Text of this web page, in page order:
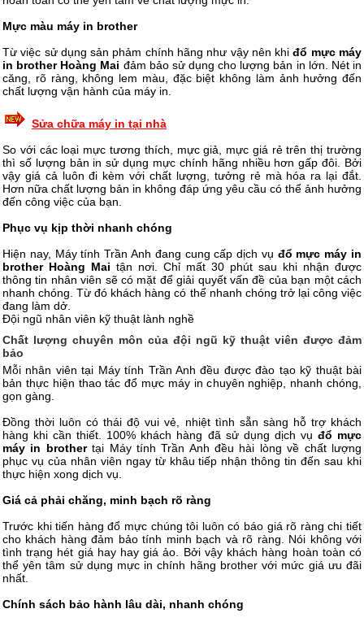
Mực màu máy in brother
Từ việc sử dụng sản phảm chính hãng như vậy nên khiđổ mực máy
in brother Hoàng Mai đảm bảo sử dụng cho lượng bản in lớn. Nét in
căng, rõ ràng, không lem màu, đặc biệt không làm ảnh hưởng đến
chất lượng vận hành của máy in.
Sửa chữa máy in tại nhà
So với các loại mực tương thích, mực giả, mực giá rẻ trên thị trường
thì số lượng bản in sử dụng mực chính hãng nhiều hơn gấp đôi. Bởi
vậy giá cả luôn đi kèm với chất lượng, tưởng rẻ mà hóa ra lại đắt.
Hơn nữa chất lượng bản in không đáp ứng yêu cầu có thể ảnh hưởng
đến công việc của bạn.
Phục vụ kịp thời nhanh chóng
Hiện nay, Máy tính Trần Anh đang cung cấp dịch vụ đổ mực máy in
brother Hoàng Mai tận nơi. Chỉ mất 30 phút sau khi nhận được
thông tin nhân viên sẽ có mặt để giải quyết vấn đề của bạn một cách
nhanh chóng. Từ đó khách hàng có thể nhanh chóng trở lại công việc
đang làm dở.
Đội ngũ nhân viên kỹ thuật lành nghề
Chất lượng chuyên môn của đội ngũ kỹ thuật viên được đảm
bảo
Mỗi nhân viên tại Máy tính Trần Anh đều được đào tạo kỹ thuật bài
bản thực hiện thao tác đổ mực máy in chuyên nghiệp, nhanh chóng,
gọn gàng.
Đồng thời luôn có thái độ vui vẻ, nhiệt tình sẵn sàng hỗ trợ khách
hàng khi cần thiết. 100% khách hàng đã sử dụng dịch vụ đổ mực
máy in brothertại Máy tính Trần Anh đều hài lòng về chất lượng
phục vụ của nhân viên ngay từ khâu tiếp nhận thông tin đến sau khi
thực hiện xong dịch vụ.
Giá cả phải chăng, minh bạch rõ ràng
Trước khi tiến hàng đổ mực chúng tôi luôn có báo giá rõ ràng chi tiết
cho khách hàng đảm bảo tính minh bạch và rõ ràng. Nói không với
tình trạng hét giá hay hay giá ảo. Bởi vậy khách hàng hoàn toàn có
thể yên tâm sử dụng mực in chính hãng brother với mức giá ưu đãi
nhất.
Chính sách bảo hành lâu dài, nhanh chóng